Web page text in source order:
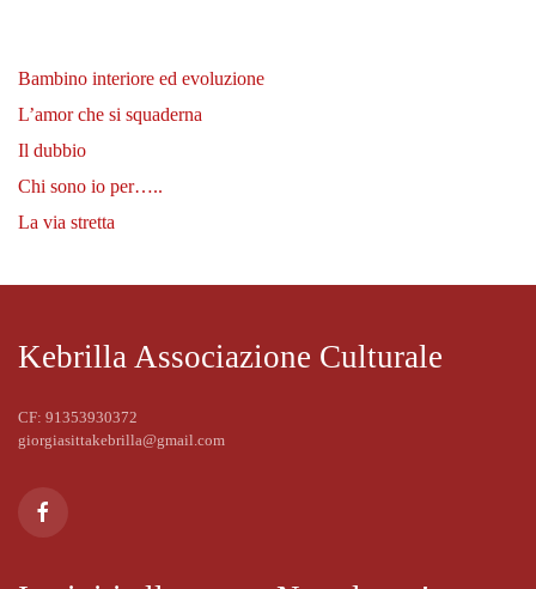
Bambino interiore ed evoluzione
L’amor che si squaderna
Il dubbio
Chi sono io per…..
La via stretta
Kebrilla Associazione Culturale
CF: 91353930372
giorgiasittakebrilla@gmail.com